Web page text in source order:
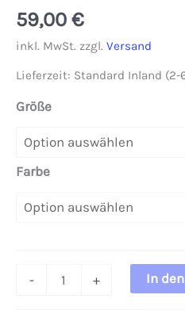
59,00 €
inkl. MwSt. zzgl. Versand
Lieferzeit: Standard Inland (2-
Größe
Farbe
- + In